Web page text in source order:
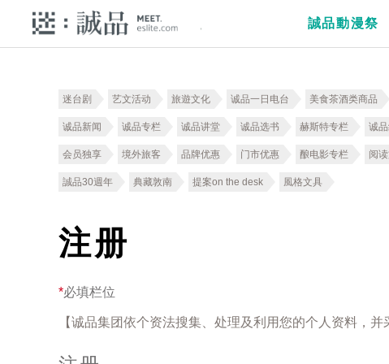
誠品動漫祭
迷台剧 艺文活动 旅遊文化 诚品一日电台 美食茶酒类商品
诚品新闻 诚品专栏 诚品讲堂 诚品选书 赫斯特专栏 诚
会员独享 境外旅客 品牌优惠 门市优惠 酿电影专栏 阅
誠品30週年 典藏敦南 提案on the desk 風格文具
注册
*必填栏位
【诚品集团依个资法搜集、处理及利用您的个人资料，